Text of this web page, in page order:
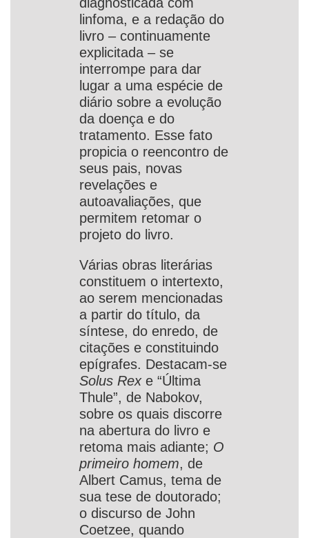
linfoma, e a redação do
livro – continuamente
explicitada – se
interrompe para dar
lugar a uma espécie de
diário sobre a evolução
da doença e do
tratamento. Esse fato
propicia o reencontro de
seus pais, novas
revelações e
autoavaliações, que
permitem retomar o
projeto do livro.
Várias obras literárias
constituem o intertexto,
ao serem mencionadas
a partir do título, da
síntese, do enredo, de
citações e constituindo
epígrafes. Destacam-se
Solus Rex e “Última
Thule”, de Nabokov,
sobre os quais discorre
na abertura do livro e
retoma mais adiante; O
primeiro homem, de
Albert Camus, tema de
sua tese de doutorado;
o discurso de John
Coetzee, quando